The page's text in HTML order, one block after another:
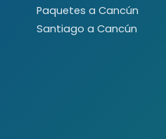
Paquetes a Cancún
Santiago a Cancún